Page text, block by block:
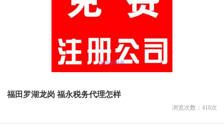
福田罗湖龙岗 福永税务代理怎样
浏览次数： 418次